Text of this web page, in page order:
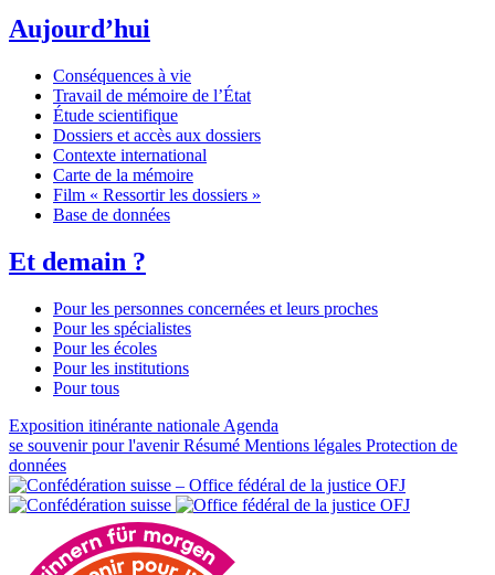
Aujourd’hui
Conséquences à vie
Travail de mémoire de l’État
Étude scientifique
Dossiers et accès aux dossiers
Contexte international
Carte de la mémoire
Film « Ressortir les dossiers »
Base de données
Et demain ?
Pour les personnes concernées et leurs proches
Pour les spécialistes
Pour les écoles
Pour les institutions
Pour tous
Exposition itinérante nationale Agenda
se souvenir pour l'avenirRésumé Mentions légales Protection de
données